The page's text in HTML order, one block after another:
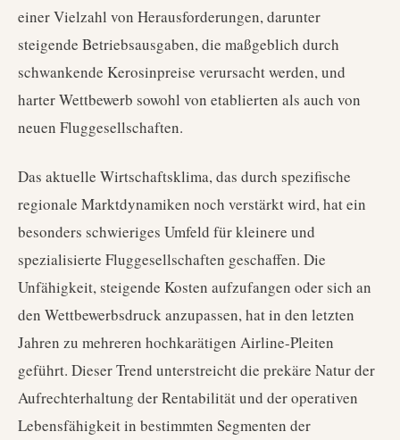
einer Vielzahl von Herausforderungen, darunter
steigende Betriebsausgaben, die maßgeblich durch
schwankende Kerosinpreise verursacht werden, und
harter Wettbewerb sowohl von etablierten als auch von
neuen Fluggesellschaften.
Das aktuelle Wirtschaftsklima, das durch spezifische
regionale Marktdynamiken noch verstärkt wird, hat ein
besonders schwieriges Umfeld für kleinere und
spezialisierte Fluggesellschaften geschaffen. Die
Unfähigkeit, steigende Kosten aufzufangen oder sich an
den Wettbewerbsdruck anzupassen, hat in den letzten
Jahren zu mehreren hochkarätigen Airline-Pleiten
geführt. Dieser Trend unterstreicht die prekäre Natur der
Aufrechterhaltung der Rentabilität und der operativen
Lebensfähigkeit in bestimmten Segmenten der